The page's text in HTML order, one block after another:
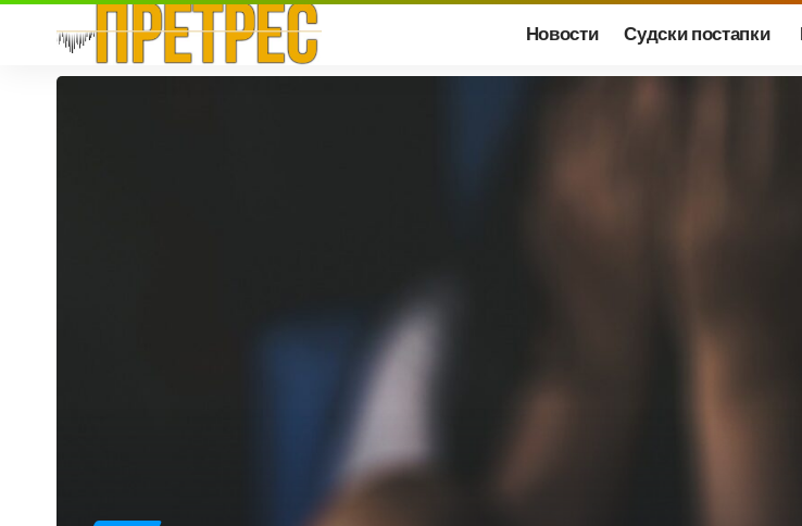
Новости Судски постапки